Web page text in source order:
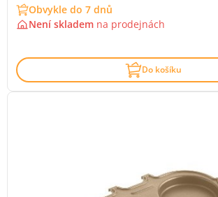
Obvykle do 7 dnů
Není skladem na prodejnách
Do košíku